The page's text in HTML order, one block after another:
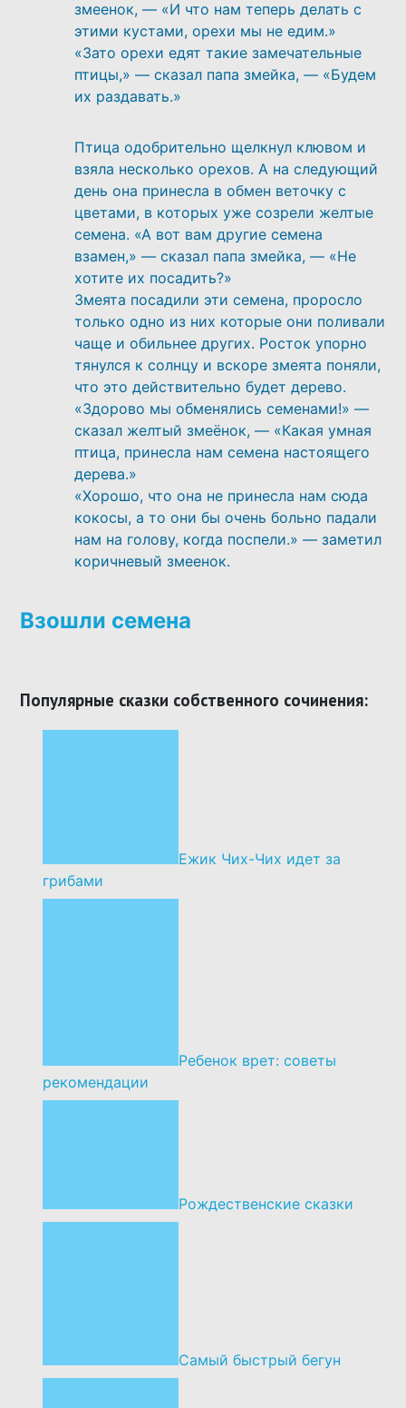
змеенок, — «И что нам теперь делать с
этими кустами, орехи мы не едим.»
«Зато орехи едят такие замечательные
птицы,» — сказал папа змейка, — «Будем
их раздавать.»
Птица одобрительно щелкнул клювом и
взяла несколько орехов. А на следующий
день она принесла в обмен веточку с
цветами, в которых уже созрели желтые
семена. «А вот вам другие семена
взамен,» — сказал папа змейка, — «Не
хотите их посадить?»
Змеята посадили эти семена, проросло
только одно из них которые они поливали
чаще и обильнее других. Росток упорно
тянулся к солнцу и вскоре змеята поняли,
что это действительно будет дерево.
«Здорово мы обменялись семенами!» —
сказал желтый змеёнок, — «Какая умная
птица, принесла нам семена настоящего
дерева.»
«Хорошо, что она не принесла нам сюда
кокосы, а то они бы очень больно падали
нам на голову, когда поспели.» — заметил
коричневый змеенок.
Взошли семена
Популярные сказки собственного сочинения:
Ежик Чих-Чих идет за
грибами
Ребенок врет: советы
рекомендации
Рождественские сказки
Самый быстрый бегун